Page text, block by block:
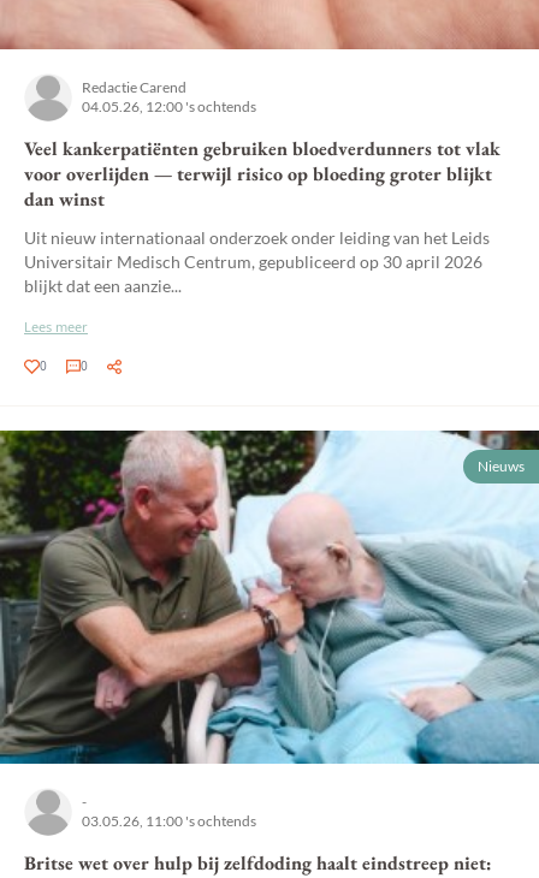
Redactie Carend
04.05.26, 12:00 's ochtends
Veel kankerpatiënten gebruiken bloedverdunners tot vlak
voor overlijden — terwijl risico op bloeding groter blijkt
dan winst
Uit nieuw internationaal onderzoek onder leiding van het Leids
Universitair Medisch Centrum, gepubliceerd op 30 april 2026
blijkt dat een aanzie...
Lees meer
0 0
Nieuws
-
03.05.26, 11:00 's ochtends
Britse wet over hulp bij zelfdoding haalt eindstreep niet: